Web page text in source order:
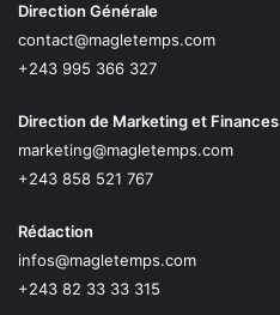
Direction Générale
contact@magletemps.com
+243 995 366 327
Direction de Marketing et Finances
marketing@magletemps.com
+243 858 521 767
Rédaction
infos@magletemps.com
+243 82 33 33 315